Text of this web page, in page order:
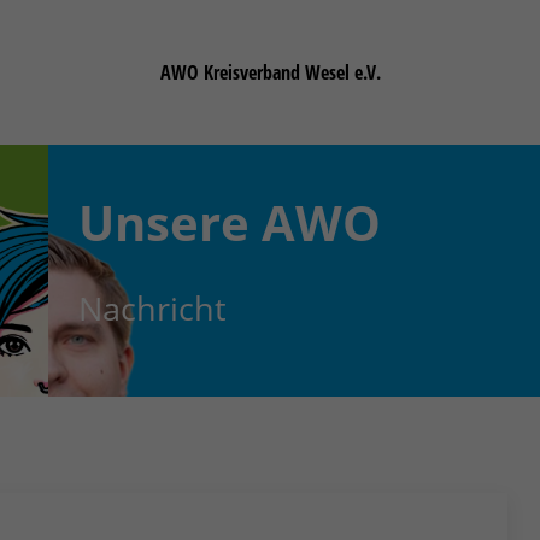
AWO Kreisverband Wesel e.V.
Unsere AWO
Nachricht